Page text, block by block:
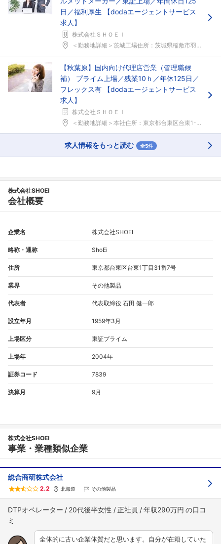
こちらの企業もフォローしませんか？
日／福利厚生 【dodaエージェントサービス
求人】
株式会社ＳＨＯＥＩ
＜勤務地詳細＞茨城工場住所：茨城県稲敷市羽賀179...
【秋葉原】国内向け代理店営業（管理職候
補） プライム上場／残業10ｈ／年休125日／
フレックス有 【dodaエージェントサービス
求人】
株式会社ＳＨＯＥＩ
＜勤務地詳細＞本社住所：東京都台東区台東1-31-...
求人情報をもっと読む 全5件
株式会社SHOEI
会社概要
企業名 株式会社SHOEI
略称・通称 ShoEi
住所 東京都台東区台東1丁目31番7号
業界 その他製品
代表者 代表取締役 石田 健一郎
設立年月 1959年3月
上場区分 東証プライム
上場年 2004年
証券コード 7839
決算月 9月
株式会社SHOEI
事業・業種類似企業
総合商研株式会社
2.2 北海道 その他製品
DTPオペレーター 20代後半女性 正社員 年収290万円
全体的に古い企業体質だと思います。自分が在籍していた